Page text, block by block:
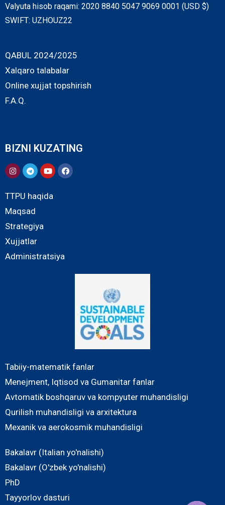
Valyuta hisob raqami: 2020 8840 5047 9069 0001 (USD $)
SWIFT: UZHOUZ22
QABUL 2024/2025
Xalqaro talabalar
Online xujjat topshirish
F.A.Q.
BIZNI KUZATING
TTPU haqida
Maqsad
Strategiya
Xujjatlar
Administratsiya
Tabiiy-matematik fanlar
Menejment, Iqtisod va Gumanitar fanlar
Avtomatik boshqaruv va kompyuter muhandisligi
Qurilish muhandisligi va arxitektura
Mexanik va aerokosmik muhandisligi
Bakalavr (Italian yo'nalishi)
Bakalavr (O'zbek yo'nalishi)
PhD
Tayyorlov dasturi